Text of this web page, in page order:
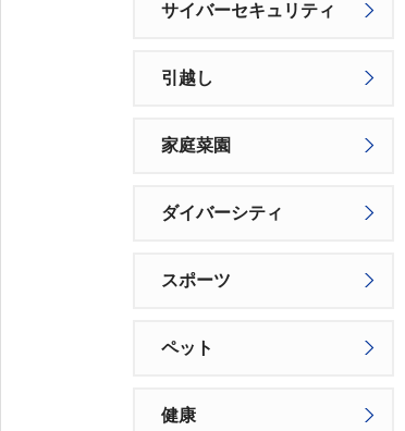
サイバーセキュリティ
引越し
家庭菜園
ダイバーシティ
スポーツ
ペット
健康